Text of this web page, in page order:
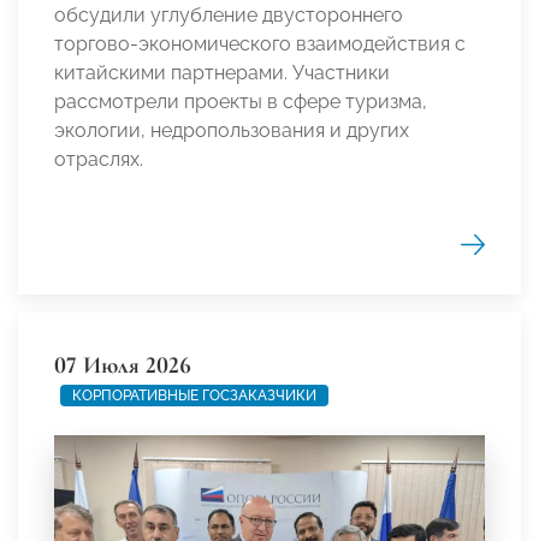
обсудили углубление двустороннего
торгово-экономического взаимодействия с
китайскими партнерами. Участники
рассмотрели проекты в сфере туризма,
экологии, недропользования и других
отраслях.
07 Июля 2026
КОРПОРАТИВНЫЕ ГОСЗАКАЗЧИКИ